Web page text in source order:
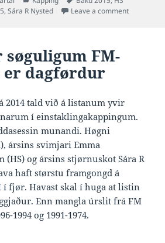
,Sára R Nysted Leave a commenton Video
FM-
dagførdur
tald við á listanum yvir
í einstaklingakappingum.
munandi. Høgni
ársins svimjari Emma
(HS) og ársins stjørnuskot Sára R
haft størstu framgongd á
í fjør. Havast skal í huga at listin
Enn mangla úrslit frá FM
1994 og 1991-1974.